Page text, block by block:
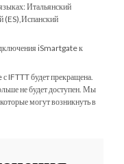
Итальянский
(ES),Испанский
iSmartgate к
IFTTT будет прекращена.
не будет доступен. Мы
могут возникнуть в